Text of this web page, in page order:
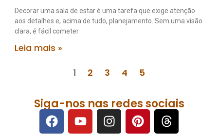
Decorar uma sala de estar é uma tarefa que exige atenção
aos detalhes e, acima de tudo, planejamento. Sem uma visão
clara, é fácil cometer
Leia mais »
1 2 3 4 5
Siga-nos nas redes sociais